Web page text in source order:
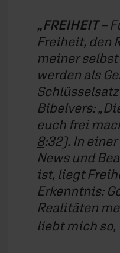
FREIHEIT–
Freiheit, den
meiner
werden als
Bibelvers:
euch frei
8:32). In einer
News und
ist, liegt
Erkenntnis:
Realitäten
liebt mich so,